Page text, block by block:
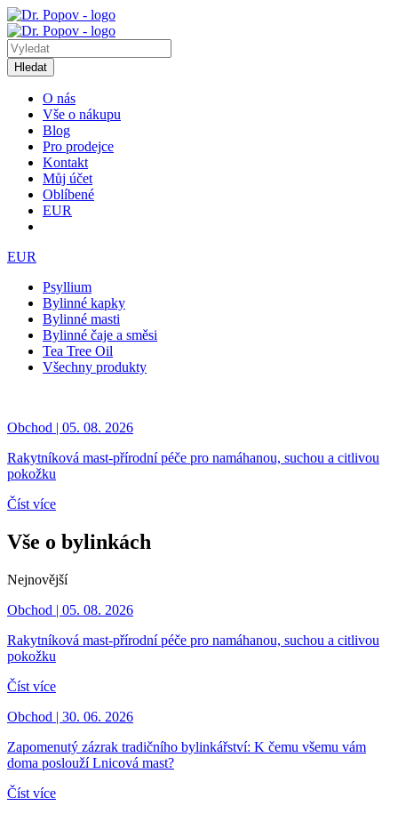
Hledat
O nás
Vše o nákupu
Blog
Pro prodejce
Kontakt
Můj účet
Oblíbené
EUR
EUR
Psyllium
Bylinné kapky
Bylinné masti
Bylinné čaje a směsi
Tea Tree Oil
Všechny produkty
Obchod | 05. 08. 2026
Rakytníková mast-přírodní péče pro namáhanou, suchou a citlivou
pokožku
Číst více
Vše o bylinkách
Nejnovější
Obchod | 05. 08. 2026
Rakytníková mast-přírodní péče pro namáhanou, suchou a citlivou
pokožku
Číst více
Obchod | 30. 06. 2026
Zapomenutý zázrak tradičního bylinkářství: K čemu všemu vám
doma poslouží Lnicová mast?
Číst více